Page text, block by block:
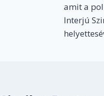
amit a
Interjú